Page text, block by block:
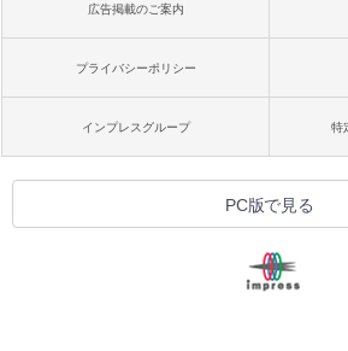
広告掲載のご案内
プライバシーポリシー
インプレスグループ 特
PC版で見る